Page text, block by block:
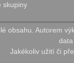
skupiny
obsahu. Autorem
Jakékoliv užití či